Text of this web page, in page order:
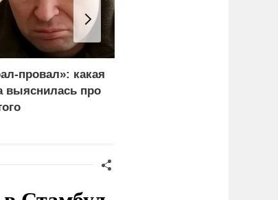
провал»: какая
выяснилась про